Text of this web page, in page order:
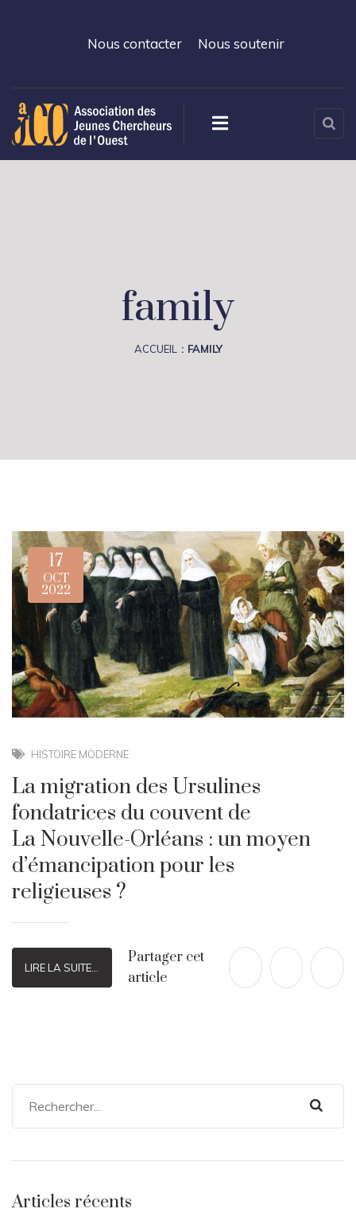
Nous contacter Nous soutenir
family
ACCUEIL FAMILY
17
OCT
2022
HISTOIRE MODERNE
La migration des Ursulines
fondatrices du couvent de
La Nouvelle-Orléans : un moyen
d’émancipation pour les
religieuses ?
LIRE LA SUITE...
Partager cet
article
Articles récents